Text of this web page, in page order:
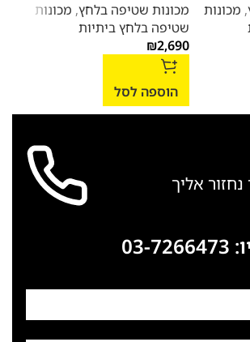
, מכונות
מכונות שטיפה בלחץ, מכונות
שטיפה בלחץ ביתיות
₪2,690
הוספה לסל
אליך
03-7266473